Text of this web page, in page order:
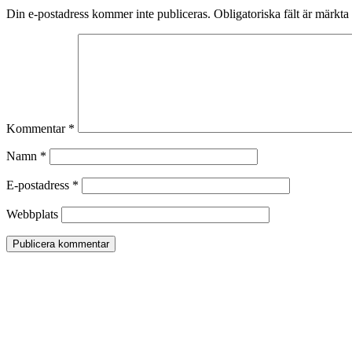
Din e-postadress kommer inte publiceras. Obligatoriska fält är märkta
Kommentar *
Namn *
E-postadress *
Webbplats